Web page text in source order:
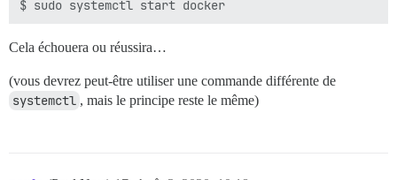
Cela échouera ou réussira…
(vous devrez peut-être utiliser une commande différente de
systemctl , mais le principe reste le même)